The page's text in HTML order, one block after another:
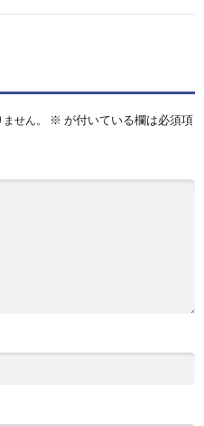
せん。 ※ が付いている欄は必須項